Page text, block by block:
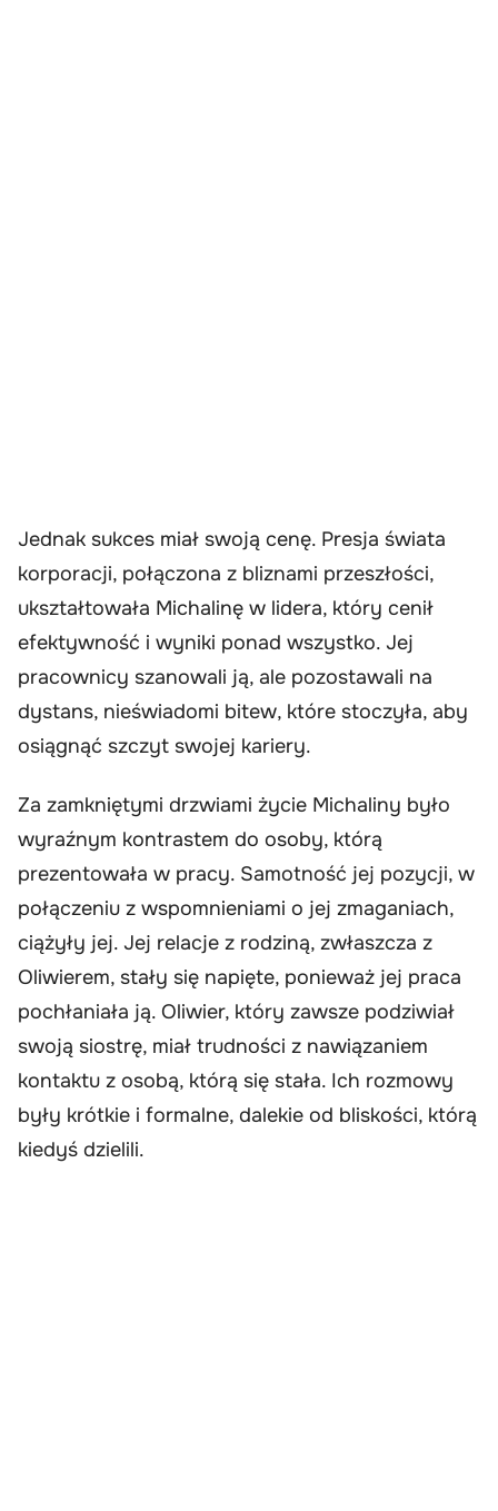
Jednak sukces miał swoją cenę. Presja świata
korporacji, połączona z bliznami przeszłości,
ukształtowała Michalinę w lidera, który cenił
efektywność i wyniki ponad wszystko. Jej
pracownicy szanowali ją, ale pozostawali na
dystans, nieświadomi bitew, które stoczyła, aby
osiągnąć szczyt swojej kariery.
Za zamkniętymi drzwiami życie Michaliny było
wyraźnym kontrastem do osoby, którą
prezentowała w pracy. Samotność jej pozycji, w
połączeniu z wspomnieniami o jej zmaganiach,
ciążyły jej. Jej relacje z rodziną, zwłaszcza z
Oliwierem, stały się napięte, ponieważ jej praca
pochłaniała ją. Oliwier, który zawsze podziwiał
swoją siostrę, miał trudności z nawiązaniem
kontaktu z osobą, którą się stała. Ich rozmowy
były krótkie i formalne, dalekie od bliskości, którą
kiedyś dzielili.